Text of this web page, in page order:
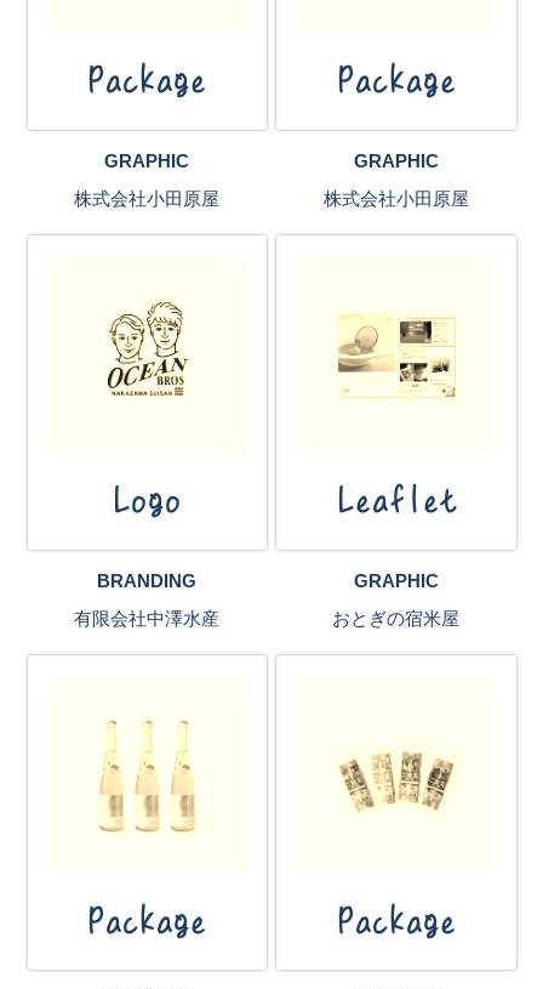
Package
GRAPHIC
株式会社小田原屋
Package
GRAPHIC
株式会社小田原屋
Logo
BRANDING
有限会社中澤水産
Leaflet
GRAPHIC
おとぎの宿米屋
Package Package